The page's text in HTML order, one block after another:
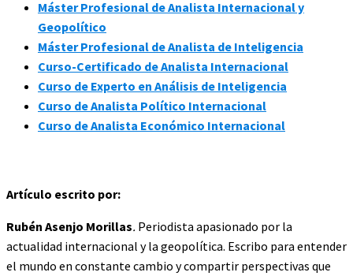
Máster Profesional de Analista Internacional y
Geopolítico
Máster Profesional de Analista de Inteligencia
Curso-Certificado de Analista Internacional
Curso de Experto en Análisis de Inteligencia
Curso de Analista Político Internacional
Curso de Analista Económico Internacional
Artículo escrito por:
Rubén Asenjo Morillas. Periodista apasionado por la
actualidad internacional y la geopolítica. Escribo para entender
el mundo en constante cambio y compartir perspectivas que